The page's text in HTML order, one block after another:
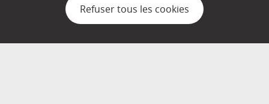
Gestion des cookies
Refuser tous les cookies